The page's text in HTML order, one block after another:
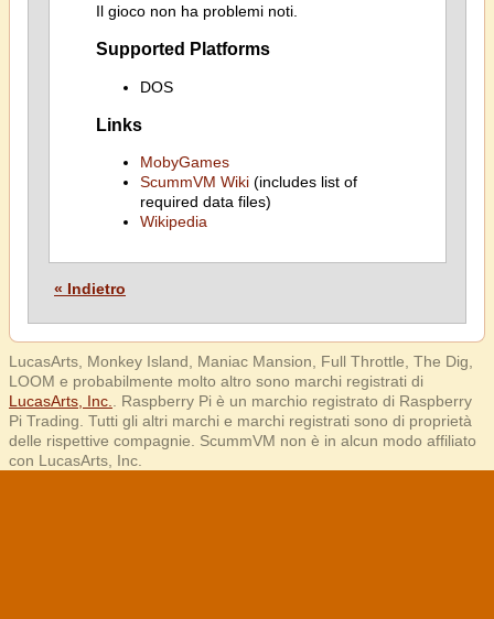
Il gioco non ha problemi noti.
Supported Platforms
DOS
Links
MobyGames
ScummVM Wiki(includes list of
required data files)
Wikipedia
« Indietro
LucasArts, Monkey Island, Maniac Mansion, Full Throttle, The Dig,
LOOM e probabilmente molto altro sono marchi registrati di
LucasArts, Inc.
. Raspberry Pi è un marchio registrato di Raspberry
Pi Trading. Tutti gli altri marchi e marchi registrati sono di proprietà
delle rispettive compagnie. ScummVM non è in alcun modo affiliato
con LucasArts, Inc.